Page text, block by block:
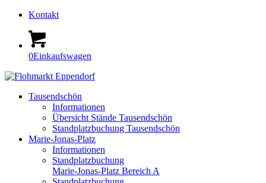
Kontakt
0Einkaufswagen
Tausendschön
Informationen
Übersicht Stände Tausendschön
Standplatzbuchung Tausendschön
Marie-Jonas-Platz
Informationen
Standplatzbuchung
Marie-Jonas-Platz Bereich A